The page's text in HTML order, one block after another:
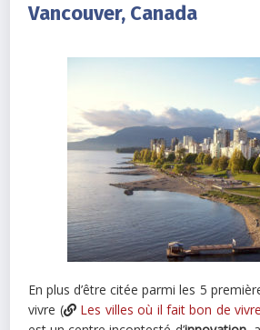
Vancouver, Canada
En plus d’être citée parmi les 5
vivre (
Les villes où il fait bon de vivre